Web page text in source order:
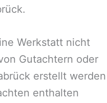
.
Werkstatt nicht
Gutachtern oder
erstellt werden
enthalten